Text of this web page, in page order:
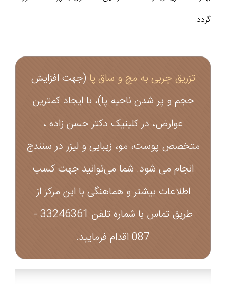
گردد.
تزریق چربی به مچ و ساق پا (جهت افزایش
حجم و پر شدن ناحیه پا)، با ایجاد کمترین
عوارض، در کلینیک دکتر حسن زاده ،
متخصص پوست، مو، زیبایی و لیزر در سنندج
انجام می شود. شما می‌توانید جهت کسب
اطلاعات بیشتر و هماهنگی با این مرکز از
طریق تماس با شماره تلفن 33246361 -
087 اقدام فرمایید.